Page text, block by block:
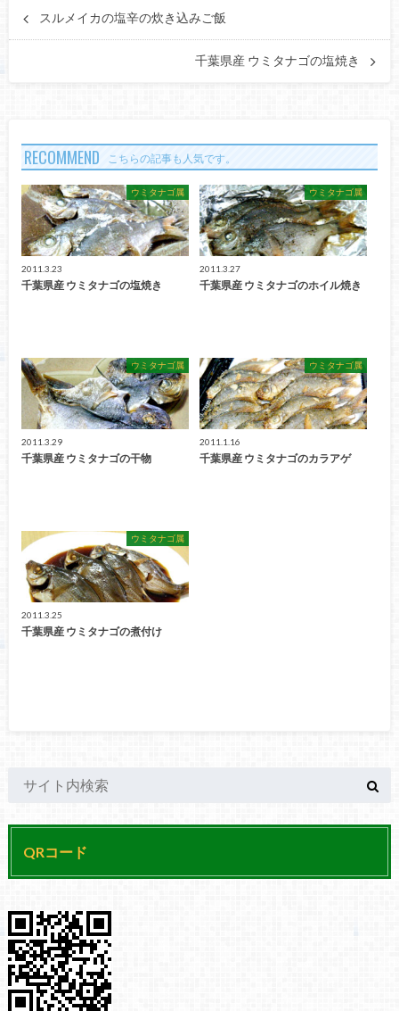
スルメイカの塩辛の炊き込みご飯
千葉県産 ウミタナゴの塩焼き
RECOMMEND こちらの記事も人気です。
ウミタナゴ属
2011.3.23
千葉県産 ウミタナゴの塩焼き
ウミタナゴ属
2011.3.27
千葉県産 ウミタナゴのホイル焼き
ウミタナゴ属
2011.3.29
千葉県産 ウミタナゴの干物
ウミタナゴ属
2011.1.16
千葉県産 ウミタナゴのカラアゲ
ウミタナゴ属
2011.3.25
千葉県産 ウミタナゴの煮付け
QRコード